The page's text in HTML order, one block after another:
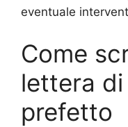
eventuale
Come
lettera
prefetto